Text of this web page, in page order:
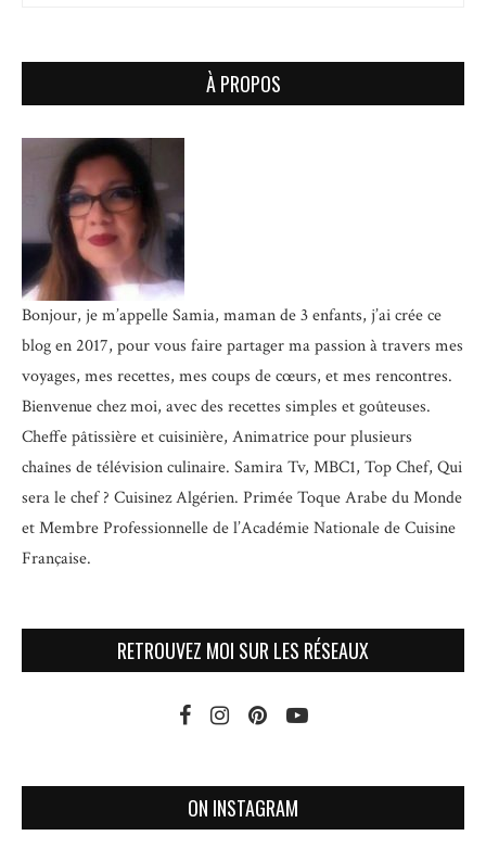
À PROPOS
Bonjour, je m’appelle Samia, maman de 3 enfants, j’ai crée ce
blog en 2017, pour vous faire partager ma passion à travers mes
voyages, mes recettes, mes coups de cœurs, et mes rencontres.
Bienvenue chez moi, avec des recettes simples et goûteuses.
Cheffe pâtissière et cuisinière, Animatrice pour plusieurs
chaînes de télévision culinaire. Samira Tv, MBC1, Top Chef, Qui
sera le chef ? Cuisinez Algérien. Primée Toque Arabe du Monde
etMembre Professionnelle de l’Académie Nationale de Cuisine
Française.
RETROUVEZ MOI SUR LES RÉSEAUX
ON INSTAGRAM